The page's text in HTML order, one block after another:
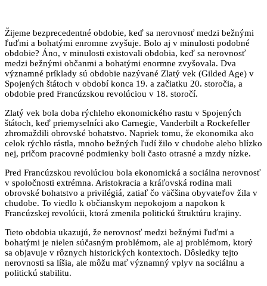
Žijeme bezprecedentné obdobie, keď sa nerovnosť medzi bežnými
ľuďmi a bohatými enromne zvyšuje. Bolo aj v minulosti podobné
obdobie? Áno, v minulosti existovali obdobia, keď sa nerovnosť
medzi bežnými občanmi a bohatými enormne zvyšovala. Dva
významné príklady sú obdobie nazývané Zlatý vek (Gilded Age) v
Spojených štátoch v období konca 19. a začiatku 20. storočia, a
obdobie pred Francúzskou revolúciou v 18. storočí.
Zlatý vek bola doba rýchleho ekonomického rastu v Spojených
štátoch, keď priemyselníci ako Carnegie, Vanderbilt a Rockefeller
zhromaždili obrovské bohatstvo. Napriek tomu, že ekonomika ako
celok rýchlo rástla, mnoho bežných ľudí žilo v chudobe alebo blízko
nej, pričom pracovné podmienky boli často otrasné a mzdy nízke.
Pred Francúzskou revolúciou bola ekonomická a sociálna nerovnosť
v spoločnosti extrémna. Aristokracia a kráľovská rodina mali
obrovské bohatstvo a privilégiá, zatiaľ čo väčšina obyvateľov žila v
chudobe. To viedlo k občianskym nepokojom a napokon k
Francúzskej revolúcii, ktorá zmenila politickú štruktúru krajiny.
Tieto obdobia ukazujú, že nerovnosť medzi bežnými ľuďmi a
bohatými je nielen súčasným problémom, ale aj problémom, ktorý
sa objavuje v rôznych historických kontextoch. Dôsledky tejto
nerovnosti sa líšia, ale môžu mať významný vplyv na sociálnu a
politickú stabilitu.